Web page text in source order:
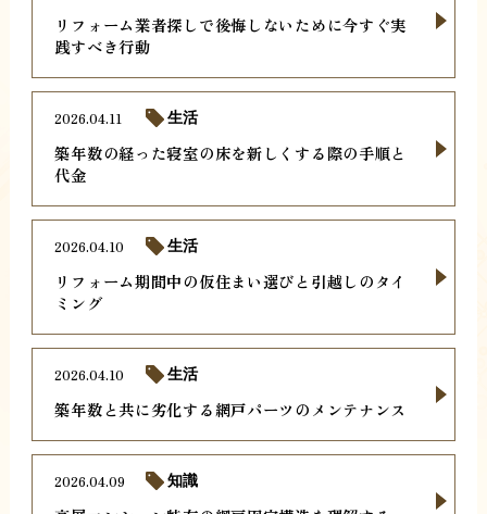
リフォーム業者探しで後悔しないために今すぐ実
践すべき行動
築年数の経った寝室の床を新しくする際の手順と
代金
2026.04.11 生活
リフォーム期間中の仮住まい選びと引越しのタイ
ミング
2026.04.10 生活
築年数と共に劣化する網戸パーツのメンテナンス
2026.04.10 生活
2026.04.09 知識